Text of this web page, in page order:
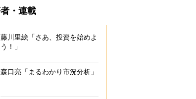
・連載
藤川里絵「さあ、投資を始めよ
う！」
森口亮「まるわかり市況分析」